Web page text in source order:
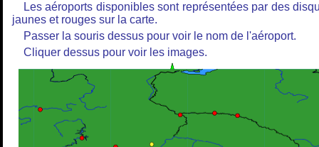
Les aéroports disponibles sont représentées par des
jaunes et rouges sur la carte.
Passer la souris dessus pour voir le nom de l'aéroport.
Cliquer dessus pour voir les images.